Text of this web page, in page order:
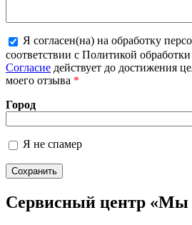
Более подробная информация
форматах
Я согласен(на) на обработку
соответствии с Политикой
Согласие действует до достижения
моего отзыва *
Город
Я не спамер
Я спамер
Сервисный центр